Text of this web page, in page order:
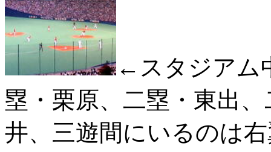
←スタジアム
塁・栗原、二塁・東出
井、三遊間にいるのは